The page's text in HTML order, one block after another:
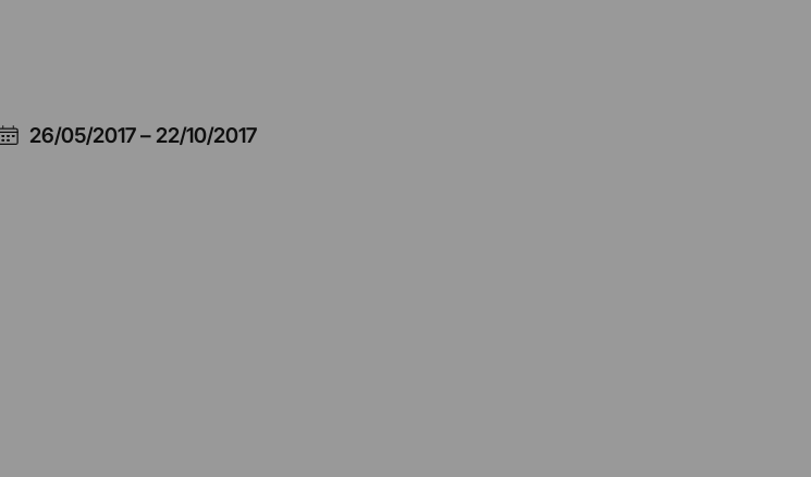
26/05/2017– 22/10/2017